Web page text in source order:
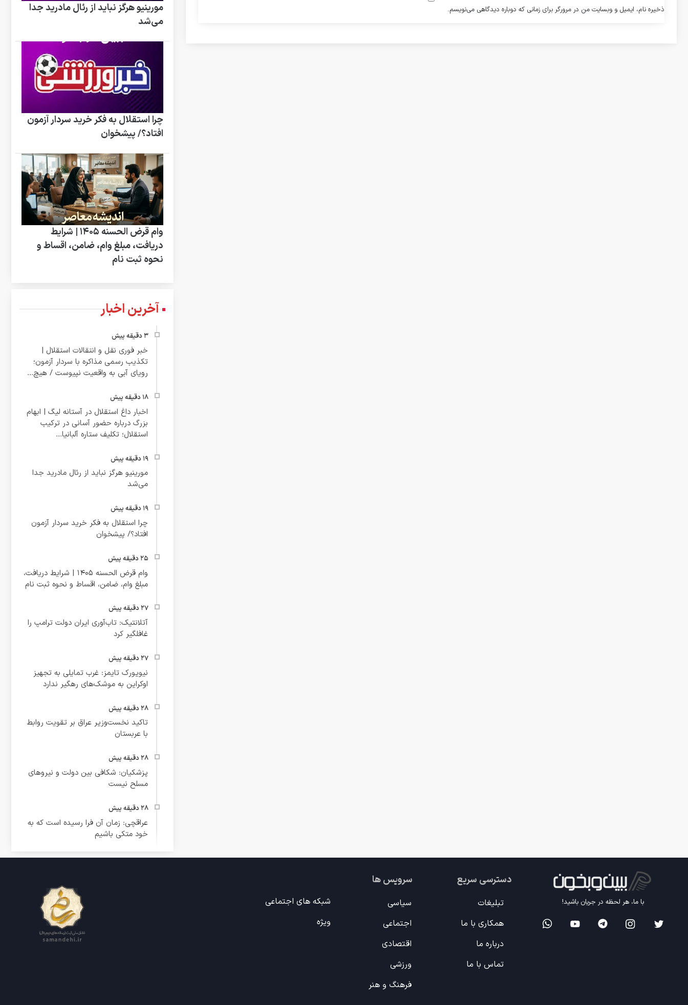
ذخیره نام، ایمیل و وبسایت من در مرورگر برای زمانی که دوباره دیدگاهی می‌نویسم.
مورینیو هرگز نباید از رئال مادرید جدا
می‌شد
چرا استقلال به فکر خرید سردار آزمون
افتاد؟/ پیشخوان
وام قرض الحسنه ۱۴۰۵ | شرایط
دریافت، مبلغ وام، ضامن، اقساط و
نحوه ثبت نام
آخرین اخبار
خبر فوری نقل و انتقالات استقلال |
تکذیب رسمی مذاکره با سردار آزمون؛
رویای آبی به واقعیت نپیوست / هیچ...
اخبار داغ استقلال در آستانه لیگ | ابهام
بزرگ درباره حضور آسانی در ترکیب
استقلال؛ تکلیف ستاره آلبانیا...
مورینیو هرگز نباید از رئال مادرید جدا
می‌شد
چرا استقلال به فکر خرید سردار آزمون
افتاد؟/ پیشخوان
وام قرض الحسنه ۱۴۰۵ | شرایط دریافت،
مبلغ وام، ضامن، اقساط و نحوه ثبت نام
آتلانتیک: تاب‌آوری ایران دولت ترامپ را
غافلگیر کرد
نیویورک تایمز: غرب تمایلی به تجهیز
اوکراین به موشک‌های رهگیر ندارد
تاکید نخست‌وزیر عراق بر تقویت روابط
با عربستان
پزشکیان: شکافی بین دولت و نیروهای
مسلح نیست
عراقچی: زمان آن فرا رسیده است که به
خود متکی باشیم
با ما، هر لحظه در جریان باشید!
دسترسی سریع
تبلیغات
همکاری با ما
درباره ما
تماس با ما
سرویس ها
سیاسی
اجتماعی
اقتصادی
ورزشی
فرهنگ و هنر
شبکه های اجتماعی
ویژه